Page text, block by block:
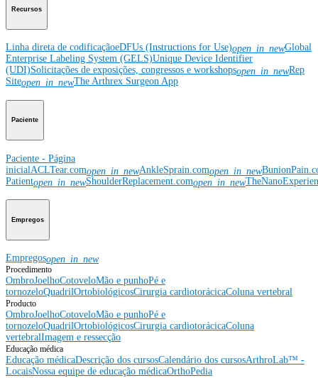
Recursos
Linha direta de codificaçãoeDFUs (Instructions for Use)open_in_newGlobal
Enterprise Labeling System (GELS)Unique Device Identifier
(UDI)Solicitações de exposições, congressos e workshopsopen_in_newRep
Siteopen_in_newThe Arthrex Surgeon App
Paciente
Paciente - Página
inicialACLTear.comopen_in_newAnkleSprain.comopen_in_new
Patientopen_in_newShoulderReplacement.comopen_in_new
Empregos
Empregosopen_in_new
Procedimento
OmbroJoelhoCotoveloMão e punhoPé e
tornozeloQuadrilOrtobiológicosCirurgia cardiotorácicaColuna vertebral
Producto
OmbroJoelhoCotoveloMão e punhoPé e
tornozeloQuadrilOrtobiológicosCirurgia cardiotorácicaColuna
vertebralImagem e ressecção
Educação médica
Educação médicaDescrição dos cursosCalendário dos cursosArthroLab™ -
LocaisNossa equipe de educação médicaOrthoPedia